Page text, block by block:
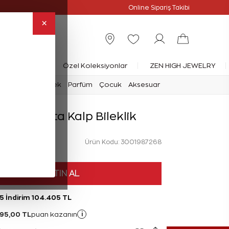
×
Online Sipariş Takibi
Yüzük Özel Koleksiyonlar ZEN HIGH JEWELRY
Erkek Parfüm Çocuk Aksesuar
Pırlanta Kalp Bileklik
Ürün Kodu: 3001987268
HEMEN SATIN AL
İndirim 104.405 TL
TL puan kazanın i